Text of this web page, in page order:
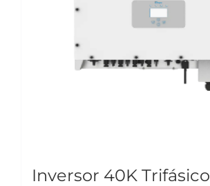
Inversor 40K Trifásico